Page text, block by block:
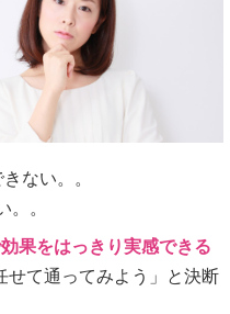
ない。。
。。
果をはっきり実感できる
せて通ってみよう」と決断